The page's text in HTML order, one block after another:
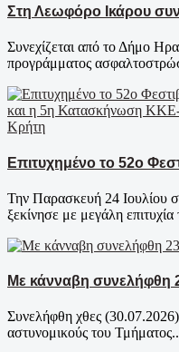
Στη Λεωφόρο Ικάρου
Συνεχίζεται από το Δήμο
προγράμματος
Κρήτη
Επιτυχημένο το 52ο
Την Παρασκευή 24 Ιουλίου
ξεκίνησε με μεγάλη επιτυχία
Με κάνναβη συνελήφθη
Συνελήφθη χθες
αστυνομικούς του